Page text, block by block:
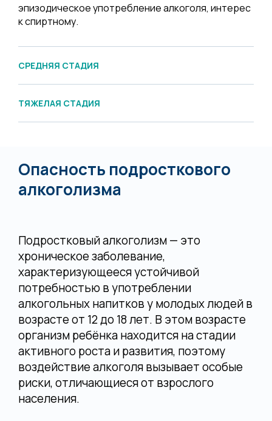
эпизодическое употребление алкоголя, интерес
к спиртному.
СРЕДНЯЯ СТАДИЯ
ТЯЖЕЛАЯ СТАДИЯ
Опасность подросткового
алкоголизма
Подростковый алкоголизм — это
хроническое заболевание,
характеризующееся устойчивой
потребностью в употреблении
алкогольных напитков у молодых людей в
возрасте от 12 до 18 лет. В этом возрасте
организм ребёнка находится на стадии
активного роста и развития, поэтому
воздействие алкоголя вызывает особые
риски, отличающиеся от взрослого
населения.